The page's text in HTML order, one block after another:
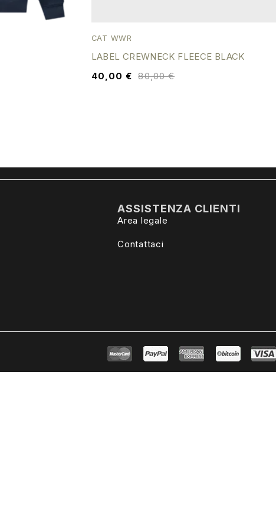
CAT WWR
LABEL CREWNECK FLEECE BLACK
80,00€
40,00€
ASSISTENZA CLIENTI
Area legale
Contattaci